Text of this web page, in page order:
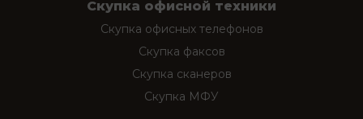
Скупка офисной техники
Скупка офисных телефонов
Скупка факсов
Скупка сканеров
Скупка МФУ